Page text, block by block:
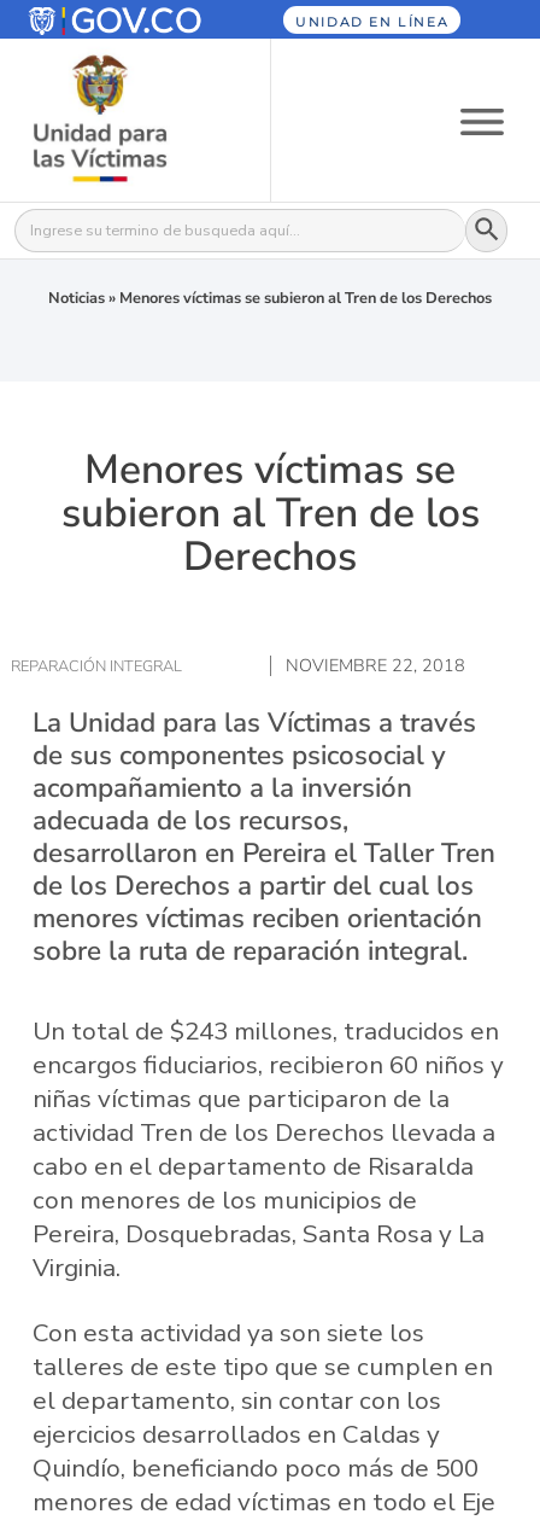
UNIDAD EN LÍNEA
Buscar: Botón
Noticias» Menores víctimas se subieron al Tren de los Derechos
Menores víctimas se
subieron al Tren de los
Derechos
REPARACIÓN INTEGRAL NOVIEMBRE 22, 2018
La Unidad para las Víctimas a través
de sus componentes psicosocial y
acompañamiento a la inversión
adecuada de los recursos,
desarrollaron en Pereira el Taller Tren
de los Derechos a partir del cual los
menores víctimas reciben orientación
sobre la ruta de reparación integral.
Un total de $243 millones, traducidos en
encargos fiduciarios, recibieron 60 niños y
niñas víctimas que participaron de la
actividad Tren de los Derechos llevada a
cabo en el departamento de Risaralda
con menores de los municipios de
Pereira, Dosquebradas, Santa Rosa y La
Virginia.
Con esta actividad ya son siete los
talleres de este tipo que se cumplen en
el departamento, sin contar con los
ejercicios desarrollados en Caldas y
Quindío, beneficiando poco más de 500
menores de edad víctimas en todo el Eje